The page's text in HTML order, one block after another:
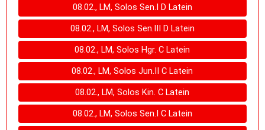
08.02., LM, Solos Sen.I D Latein
08.02., LM, Solos Sen.III D Latein
08.02., LM, Solos Hgr. C Latein
08.02., LM, Solos Jun.II C Latein
08.02., LM, Solos Kin. C Latein
08.02., LM, Solos Sen.I C Latein